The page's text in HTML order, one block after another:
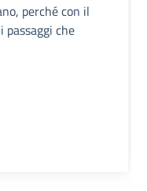
perché con il
che